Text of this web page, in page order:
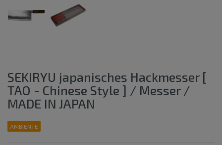
SEKIRYU japanisches Hackmesser [
TAO - Chinese Style ] / Messer /
MADE IN JAPAN
AMBIENTE